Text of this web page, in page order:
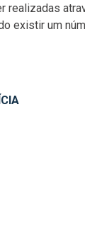
realizadas
existir um